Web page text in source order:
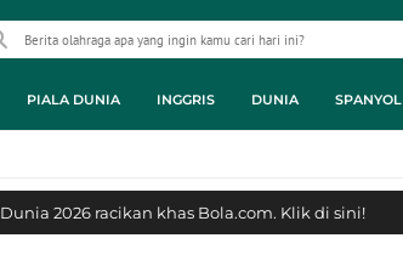
PIALA DUNIA INGGRIS DUNIA SPANYOL
2026 racikan khas Bola.com. Klik di sini!